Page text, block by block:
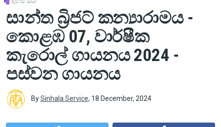
සාන්ත බ්‍රිජට් කන්‍යාරාමය -
කොළඹ 07, වාර්ෂීක
කැරොල් ගායනය 2024 -
පස්වන ගායනය
BySinhala Service, 18 December, 2024